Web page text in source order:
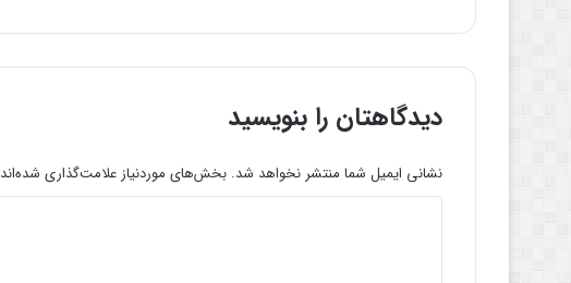
دیدگاهتان را بنویسید
نشانی ایمیل شما منتشر نخواهد شد. بخش‌های موردنیاز علامت‌گذاری شده‌اند